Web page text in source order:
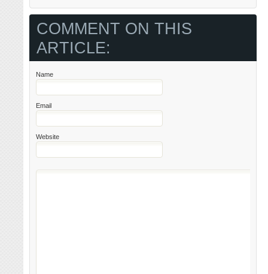
COMMENT ON THIS
ARTICLE:
Name
Email
Website